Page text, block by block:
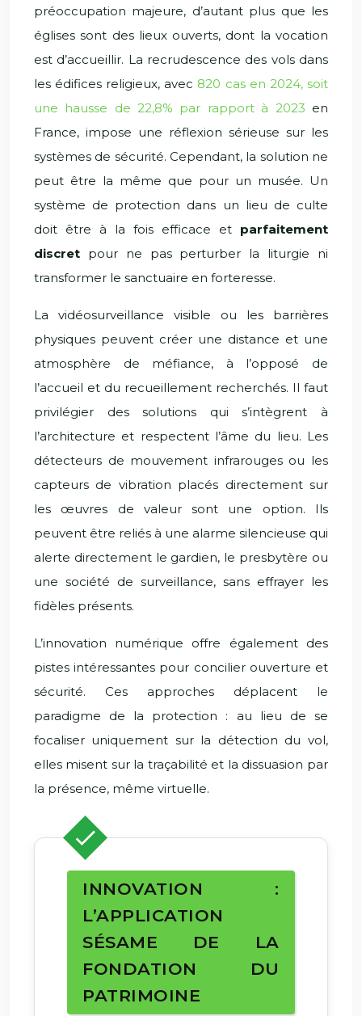
préoccupation majeure, d’autant plus que les
églises sont des lieux ouverts, dont la vocation
est d’accueillir. La recrudescence des vols dans
les édifices religieux, avec 820 cas en 2024, soit
une hausse de 22,8% par rapport à 2023 en
France, impose une réflexion sérieuse sur les
systèmes de sécurité. Cependant, la solution ne
peut être la même que pour un musée. Un
système de protection dans un lieu de culte
doit être à la fois efficace et parfaitement
discret pour ne pas perturber la liturgie ni
transformer le sanctuaire en forteresse.
La vidéosurveillance visible ou les barrières
physiques peuvent créer une distance et une
atmosphère de méfiance, à l’opposé de
l’accueil et du recueillement recherchés. Il faut
privilégier des solutions qui s’intègrent à
l’architecture et respectent l’âme du lieu. Les
détecteurs de mouvement infrarouges ou les
capteurs de vibration placés directement sur
les œuvres de valeur sont une option. Ils
peuvent être reliés à une alarme silencieuse qui
alerte directement le gardien, le presbytère ou
une société de surveillance, sans effrayer les
fidèles présents.
L’innovation numérique offre également des
pistes intéressantes pour concilier ouverture et
sécurité. Ces approches déplacent le
paradigme de la protection : au lieu de se
focaliser uniquement sur la détection du vol,
elles misent sur la traçabilité et la dissuasion par
la présence, même virtuelle.
INNOVATION :
L’APPLICATION
SÉSAME DE LA
FONDATION DU
PATRIMOINE